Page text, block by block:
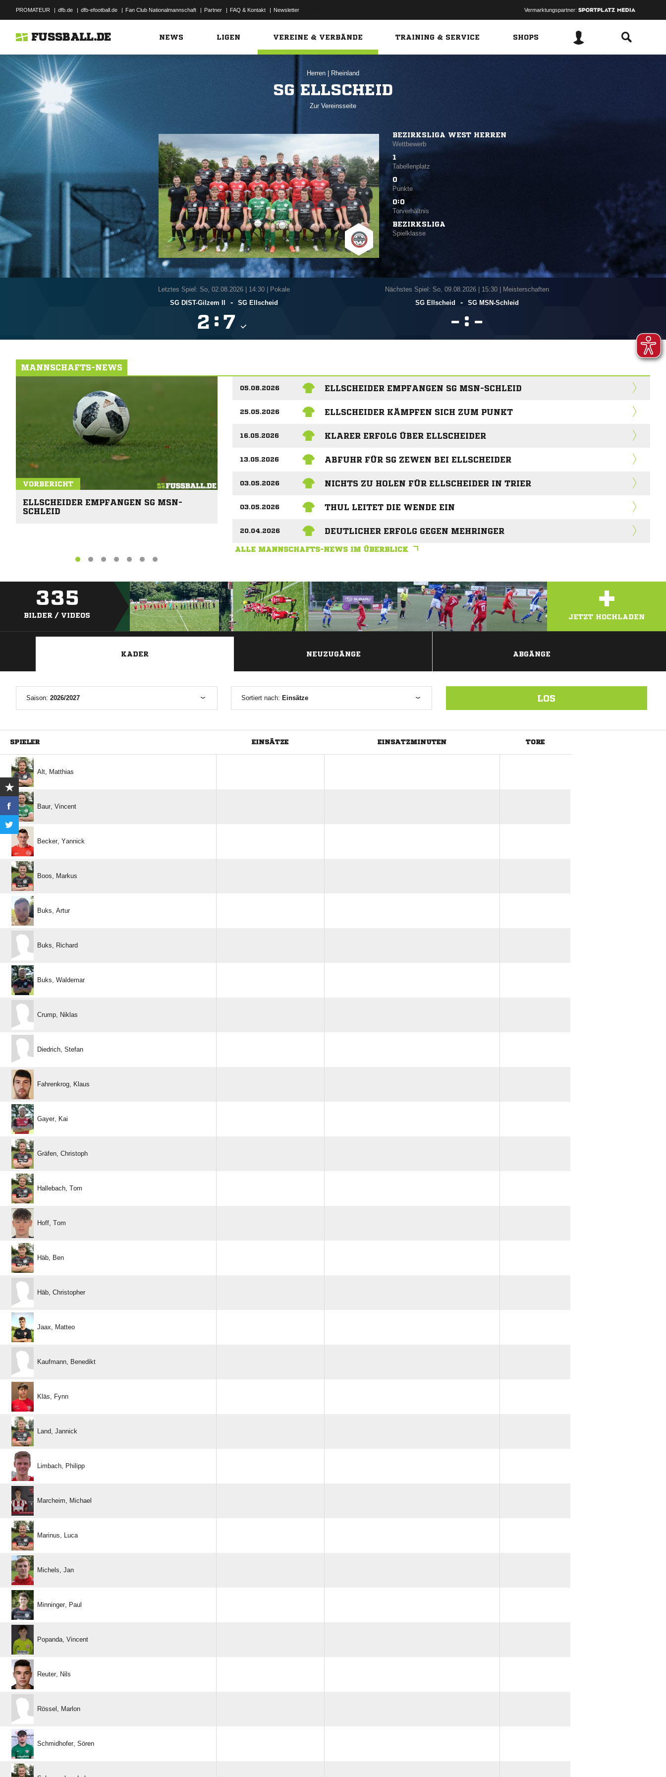
PROMATEUR | dfb.de | dfb-efootball.de | Fan Club Nationalmannschaft | Partner | FAQ & Kontakt | Newsletter Vermarktungspartner:
FUSSBALL.DE NEWS LIGEN VEREINE & VERBÄNDE TRAINING & SERVICE SHOPS
Herren Rheinland
SG ELLSCHEID
Zur Vereinsseite
BEZIRKSLIGA WEST HERREN
Wettbewerb
1
Tabellenplatz
0
Punkte
0:0
Torverhältnis
BEZIRKSLIGA
Spielklasse
Letztes Spiel: So, 02.08.2026
14:30 | Pokale
SG DIST-Gilzem II
- SG Ellscheid
 : 
Nächstes Spiel: So, 09.08.2026| 15:30 | Meisterschaften
SG Ellscheid
- SG MSN-Schleid
 : 
MANNSCHAFTS-NEWS
VORBERICHT
ELLSCHEIDER EMPFANGEN SG MSN-
SCHLEID
05.08.2026 ELLSCHEIDER EMPFANGEN SG MSN-SCHLEID
25.05.2026 ELLSCHEIDER KÄMPFEN SICH ZUM PUNKT
16.05.2026 KLARER ERFOLG ÜBER ELLSCHEIDER
13.05.2026 ABFUHR FÜR SG ZEWEN BEI ELLSCHEIDER
03.05.2026 NICHTS ZU HOLEN FÜR ELLSCHEIDER IN TRIER
03.05.2026 THUL LEITET DIE WENDE EIN
20.04.2026 DEUTLICHER ERFOLG GEGEN MEHRINGER
ALLE MANNSCHAFTS-NEWS IM ÜBERBLICK
335
BILDER / VIDEOS +
JETZT HOCHLADEN
KADER NEUZUGÄNGE ABGÄNGE
Saison: 2026/2027 Sortiert nach: Einsätze LOS
SPIELER EINSÄTZE EINSATZMINUTEN TORE
 
 
 
 
 
 
 
 
 
 
 
 
 
 
 
 
 
 
 
 
 
 
 
 
 
 
 
 
 